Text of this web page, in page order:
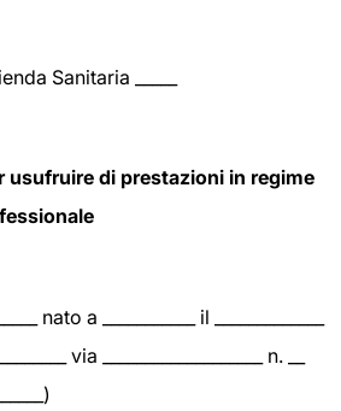
Sanitaria _____
usufruire di prestazioni in regime
nato a ___________ il _____________
via ___________________ n. __